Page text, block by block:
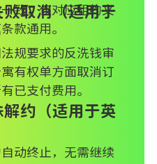
致，仅对应租约文
款通用。
取消（适用于
规要求的反洗钱审
有权单方面取消订
已支付费用。
约（适用于英
动终止，无需继续